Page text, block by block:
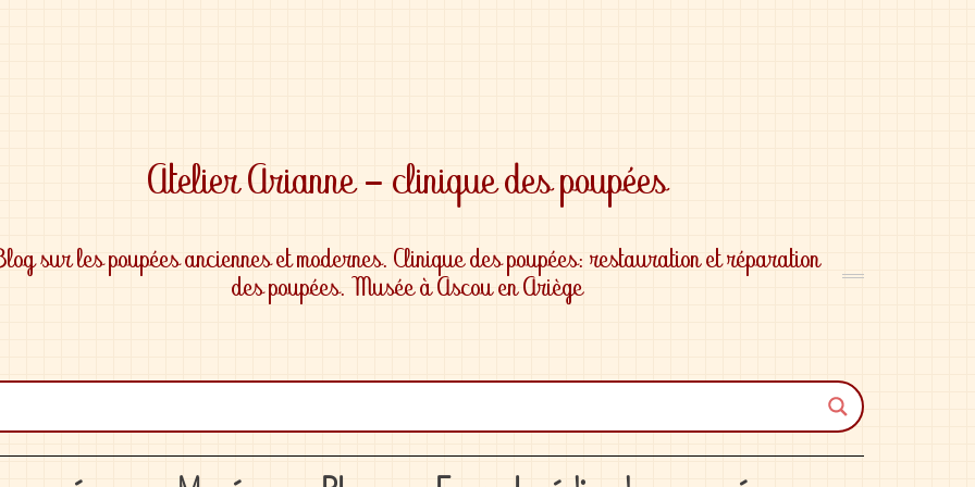
sur les poupées anciennes et modernes. Clinique des poupées: restauration et réparation
des poupées. Musée à Ascou en Ariège